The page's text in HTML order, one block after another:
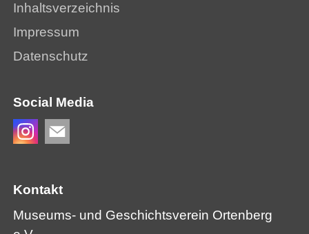
Antiquariat
Inhaltsverzeichnis
Impressum
Datenschutz
Social Media
Kontakt
Museums- und Geschichtsverein Ortenberg